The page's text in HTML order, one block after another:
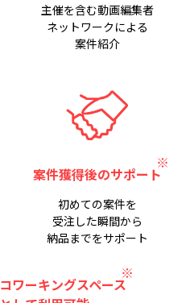
主催を含む動画編集者
ネットワークによる
案件紹介
案件獲得後のサポート
初めての案件を
受注した瞬間から
納品までをサポート
コワーキングスペース